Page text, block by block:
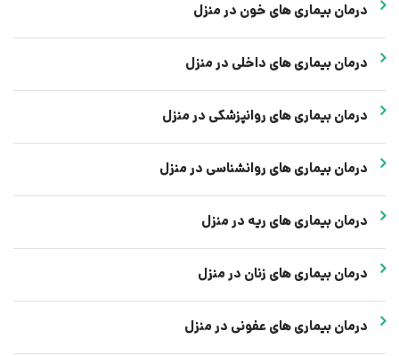
درمان بیماری های خون در منزل
درمان بیماری های داخلی در منزل
درمان بیماری های روانپزشکی در منزل
درمان بیماری های روانشناسی در منزل
درمان بیماری های ریه در منزل
درمان بیماری های زنان در منزل
درمان بیماری های عفونی در منزل